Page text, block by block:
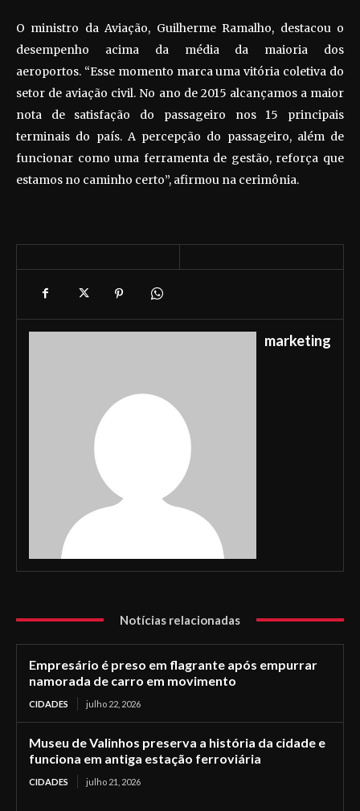
O ministro da Aviação, Guilherme Ramalho, destacou o
desempenho acima da média da maioria dos
aeroportos. “Esse momento marca uma vitória coletiva do
setor de aviação civil. No ano de 2015 alcançamos a maior
nota de satisfação do passageiro nos 15 principais
terminais do país. A percepção do passageiro, além de
funcionar como uma ferramenta de gestão, reforça que
estamos no caminho certo”, afirmou na cerimônia.
marketing
Notícias relacionadas
Empresário é preso em flagrante após empurrar
namorada de carro em movimento
CIDADES julho 22, 2026
Museu de Valinhos preserva a história da cidade e
funciona em antiga estação ferroviária
CIDADES julho 21, 2026